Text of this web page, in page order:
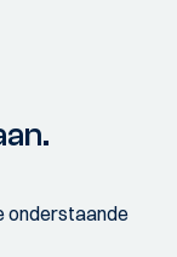
onderstaande